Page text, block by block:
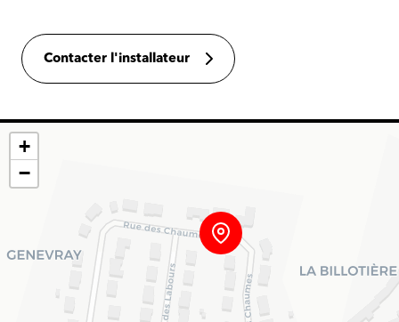
Contacter l'installateur
+
−